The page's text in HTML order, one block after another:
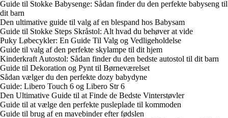
Guide til Stokke Babysenge: Sådan finder du den perfekte babyseng til
dit barn
Den ultimative guide til valg af en blespand hos Babysam
Guide til Stokke Steps Skråstol: Alt hvad du behøver at vide
Puky Løbecykler: En Guide Til Valg og Vedligeholdelse
Guide til valg af den perfekte skylampe til dit hjem
Kinderkraft Autostol: Sådan finder du den bedste autostol til dit barn
Guide til Dekoration og Pynt til Børneværelset
Sådan vælger du den perfekte dozy babydyne
Guide: Libero Touch 6 og Libero Str 6
Den Ultimative Guide til at Finde de Bedste Vinterstøvler
Guide til at vælge den perfekte pusleplade til kommoden
Guide til brug af en mavebinder efter fødslen